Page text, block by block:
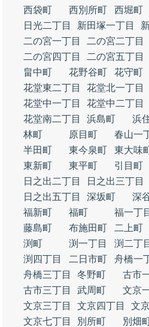
西袋町
西別所町 西堀町
日光二丁目
新田塚一丁目
二の宮一丁目
二の宮二丁目
二の宮四丁目
二の宮五丁目
畠中町
花野谷町 花守町
花堂東二丁目
花堂北一丁目
花堂中一丁目
花堂中二丁目
花堂南二丁目
浜島町 浜
林町
原目町 春山一
半田町
東今泉町 東大味
東新町
東平町 引目町
日之出二丁目
日之出三丁目
日之出五丁目
深坂町 深
福新町
福町 福一丁
藤島町
布施田町 二上町
渕町
渕一丁目 渕二丁
渕四丁目
二日市町 舟橋一
舟橋三丁目
冬野町 古市
古市三丁目
武周町 文京
文京三丁目
文京四丁目 文
文京七丁目
別所町 別畑